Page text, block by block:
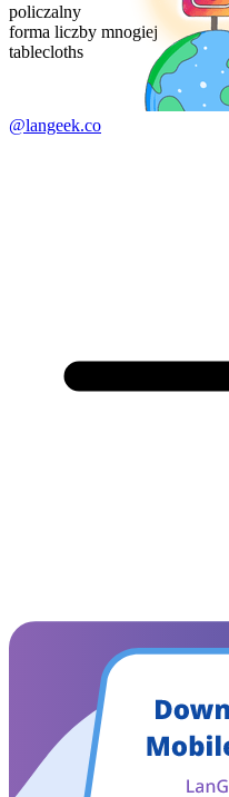
policzalny
forma liczby mnogiej
tablecloths
@langeek.co